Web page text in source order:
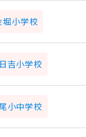
堀小学校
吉小学校
小中学校